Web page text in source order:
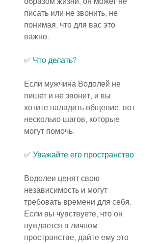
писать или не звонить, не
понимая, что для вас это
важно.
✅ Что делать?
Если мужчина Водолей не
пишет и не звонит, и вы
хотите наладить общение, вот
несколько шагов, которые
могут помочь:
✅ Уважайте его пространство:
Водолеи ценят свою
независимость и могут
требовать времени для себя.
Если вы чувствуете, что он
нуждается в личном
пространстве, дайте ему это